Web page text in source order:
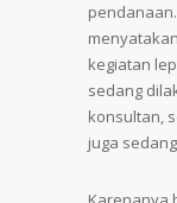
kegiatan
sedang
konsultan,
juga